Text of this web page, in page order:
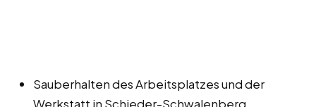
Sauberhalten des Arbeitsplatzes und der
Werkstatt in Schieder-Schwalenberg.